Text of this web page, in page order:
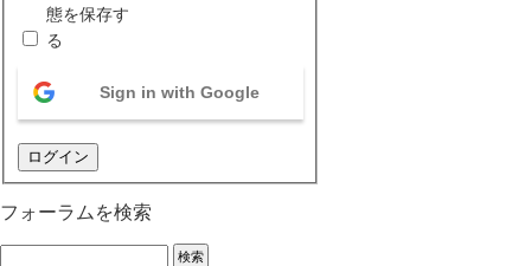
態を保存す
る
Sign in with Google
ログイン
フォーラムを検索